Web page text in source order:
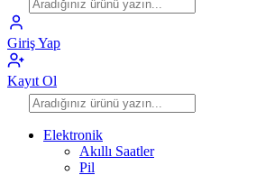
Giriş Yap
Kayıt Ol
Elektronik
Akıllı Saatler
Pil